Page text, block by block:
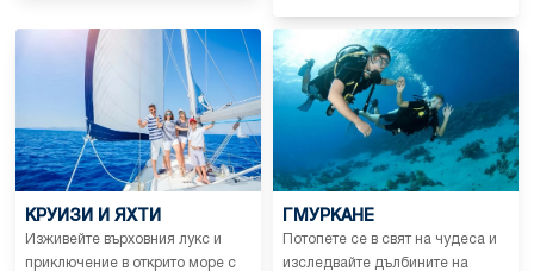
КРУИЗИ И ЯХТИ
Изживейте върховния лукс и
приключение в открито море с
ГМУРКАНЕ
Потопете се в свят на чудеса и
изследвайте дълбините на